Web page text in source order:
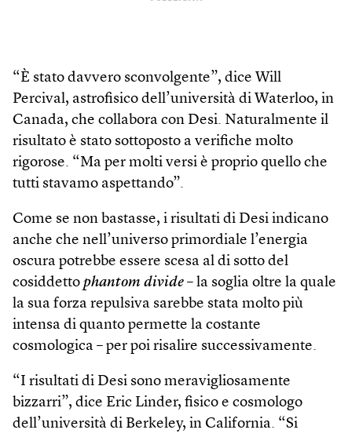
“È stato davvero sconvolgente”, dice Will
Percival, astrofisico dell’università di Waterloo, in
Canada, che collabora con Desi. Naturalmente il
risultato è stato sottoposto a verifiche molto
rigorose. “Ma per molti versi è proprio quello che
tutti stavamo aspettando”.
Come se non bastasse, i risultati di Desi indicano
anche che nell’universo primordiale l’energia
oscura potrebbe essere scesa al di sotto del
cosiddetto phantom divide – la soglia oltre la quale
la sua forza repulsiva sarebbe stata molto più
intensa di quanto permette la costante
cosmologica – per poi risalire successivamente.
“I risultati di Desi sono meravigliosamente
bizzarri”, dice Eric Linder, fisico e cosmologo
dell’università di Berkeley, in California. “Si